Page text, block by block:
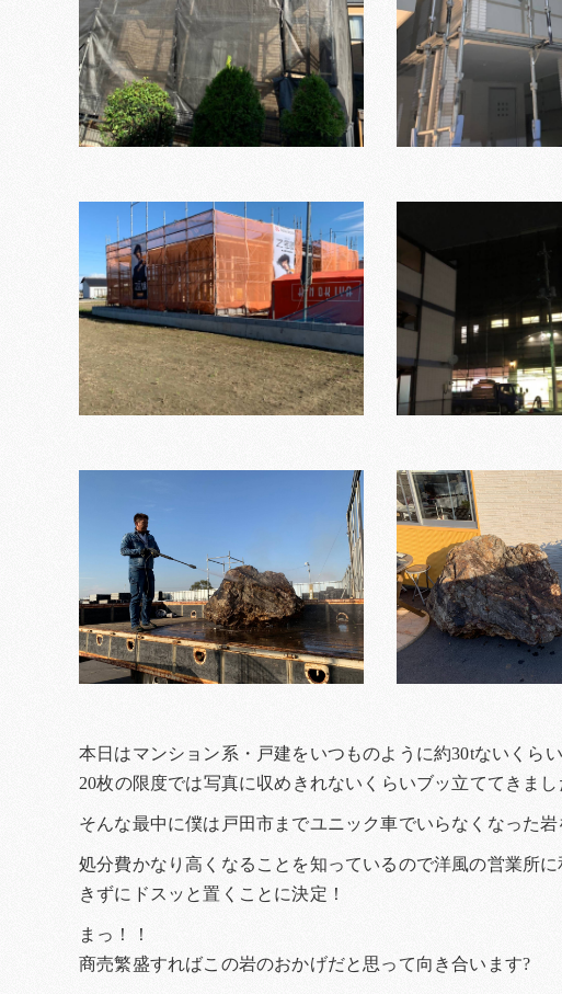
本日はマンション系・戸建をいつものように約30tないくら
20枚の限度では写真に収めきれないくらいブッ立ててきまし
そんな最中に僕は戸田市までユニック車でいらなくなった
処分費かなり高くなることを知っているので洋風の営業所
きずにドスッと置くことに決定！
まっ！！
商売繁盛すればこの岩のおかげだと思って向き合います?